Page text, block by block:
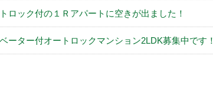
ロック付の１Ｒアパートに空きが出ました！
ーター付オートロックマンション2LDK募集中です！